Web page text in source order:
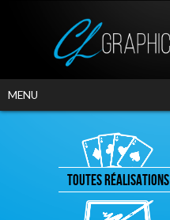
MENU
TOUTES RÉALISATIONS